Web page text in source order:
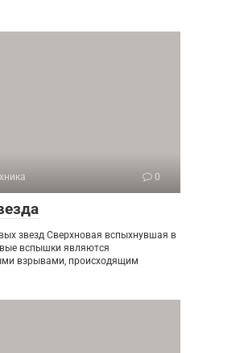
0
звезд Сверхновая вспыхнувшая в
вспышки являются
взрывами, происходящим